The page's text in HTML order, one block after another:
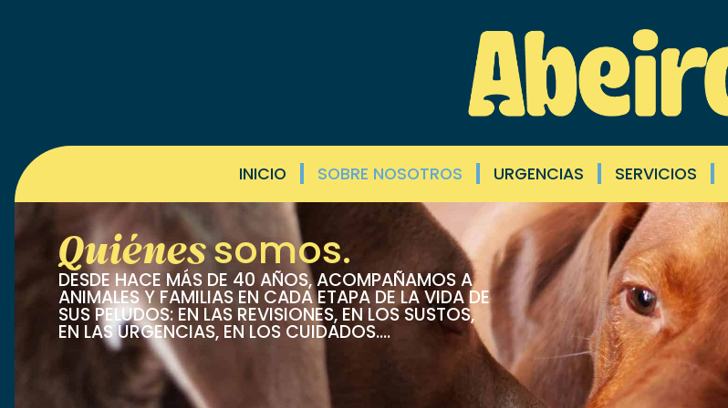
INICIO SOBRE NOSOTROS URGENCIAS SERVICIOS
Quiénessomos.
DESDE HACE MÁS DE 40 AÑOS, ACOMPAÑAMOS A
ANIMALES Y FAMILIAS EN CADA ETAPA DE LA VIDA DE
SUS PELUDOS: EN LAS REVISIONES, EN LOS SUSTOS,
EN LAS URGENCIAS, EN LOS CUIDADOS….